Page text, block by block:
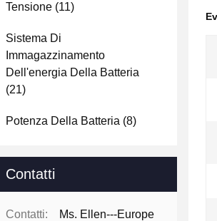
Tensione (11)
Sistema Di
Immagazzinamento
Dell'energia Della Batteria
(21)
Potenza Della Batteria (8)
Contatti
Contatti: Ms. Ellen---Europe